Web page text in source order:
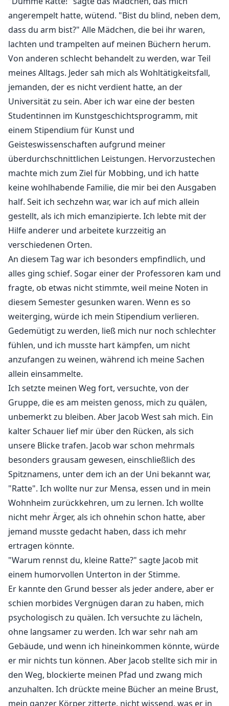
Ein Mann kommt mir zu Hilfe, gehüllt in Geheimnisse
mit violetten Augen. Sein Name ist Fabian, der in
Wahrheit ein Dämon namens Asmodeus ist.
"Schmetterling, ich kann dir die Macht der Rache
geben, zum Preis deines Körpers und... deiner Seele."
Meine Hände ballten sich zu Fäusten, zitternd vor der
Kraft, die ich aufbrachte. Sie mussten bezahlen, und
ich würde sie jeden Moment der Hölle durchleiden
lassen, die sie mir angetan haben.
"Also, mein Schmetterling, was ist deine Wahl?"
"Ich stimme zu."
angerempelt hatte, wütend. "Bist du blind, neben dem,
dass du arm bist?" Alle Mädchen, die bei ihr waren,
lachten und trampelten auf meinen Büchern herum.
Von anderen schlecht behandelt zu werden, war Teil
meines Alltags. Jeder sah mich als Wohltätigkeitsfall,
jemanden, der es nicht verdient hatte, an der
Universität zu sein. Aber ich war eine der besten
Studentinnen im Kunstgeschichtsprogramm, mit
einem Stipendium für Kunst und
Geisteswissenschaften aufgrund meiner
überdurchschnittlichen Leistungen. Hervorzustechen
machte mich zum Ziel für Mobbing, und ich hatte
keine wohlhabende Familie, die mir bei den Ausgaben
half. Seit ich sechzehn war, war ich auf mich allein
gestellt, als ich mich emanzipierte. Ich lebte mit der
Hilfe anderer und arbeitete kurzzeitig an
verschiedenen Orten.
An diesem Tag war ich besonders empfindlich, und
alles ging schief. Sogar einer der Professoren kam und
fragte, ob etwas nicht stimmte, weil meine Noten in
diesem Semester gesunken waren. Wenn es so
weiterging, würde ich mein Stipendium verlieren.
Gedemütigt zu werden, ließ mich nur noch schlechter
fühlen, und ich musste hart kämpfen, um nicht
anzufangen zu weinen, während ich meine Sachen
allein einsammelte.
Ich setzte meinen Weg fort, versuchte, von der
Gruppe, die es am meisten genoss, mich zu quälen,
unbemerkt zu bleiben. Aber Jacob West sah mich. Ein
kalter Schauer lief mir über den Rücken, als sich
unsere Blicke trafen. Jacob war schon mehrmals
besonders grausam gewesen, einschließlich des
Spitznamens, unter dem ich an der Uni bekannt war,
"Ratte". Ich wollte nur zur Mensa, essen und in mein
Wohnheim zurückkehren, um zu lernen. Ich wollte
nicht mehr Ärger, als ich ohnehin schon hatte, aber
jemand musste gedacht haben, dass ich mehr
ertragen könnte.
"Warum rennst du, kleine Ratte?" sagte Jacob mit
einem humorvollen Unterton in der Stimme.
Er kannte den Grund besser als jeder andere, aber er
schien morbides Vergnügen daran zu haben, mich
psychologisch zu quälen. Ich versuchte zu lächeln,
ohne langsamer zu werden. Ich war sehr nah am
Gebäude, und wenn ich hineinkommen könnte, würde
er mir nichts tun können. Aber Jacob stellte sich mir in
den Weg, blockierte meinen Pfad und zwang mich
anzuhalten. Ich drückte meine Bücher an meine Brust,
mein ganzer Körper zitterte, nicht wissend, was er in